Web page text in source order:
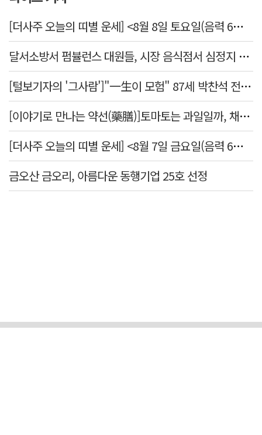
[더사주 오늘의 띠별 운세] <8월 8일 토요일(음력 6월26일)>
달서소방서 펌뷸런스 대원들, 시장 음식점서 심정지 환자 생명 살려
[털보기자의 '그사람']"一生이 모험" 87세 박찬석 전 경북대 총장
[이야기로 만나는 약선(藥膳)]토마토는 과일일까, 채소일까
[더사주 오늘의 띠별 운세] <8월 7일 금요일(음력 6월25일)>
금오산 금오리, 아름다운 동행기업 25호 선정